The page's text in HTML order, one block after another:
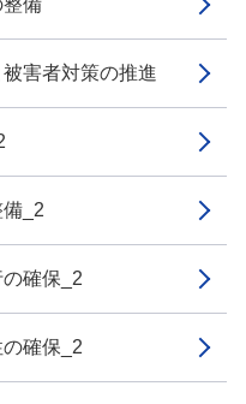
備
害者対策の推進
_2
確保_2
確保_2